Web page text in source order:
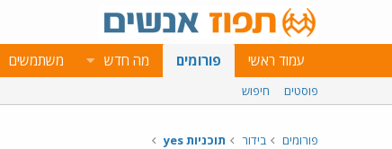
עמוד ראשי פורומים מה חדש משתמשים
פוסטים חיפוש
פורומים בידור תוכניות yes